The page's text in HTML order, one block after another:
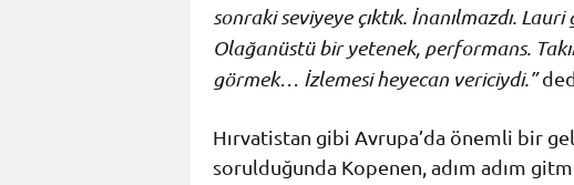
sonraki seviyeye çıktık. İnanılmazdı.
Olağanüstü bir yetenek, performans.
görmek… İzlemesi heyecan vericiydi.”
Hırvatistan gibi Avrupa’da önemli bir
sorulduğunda Kopenen, adım adım